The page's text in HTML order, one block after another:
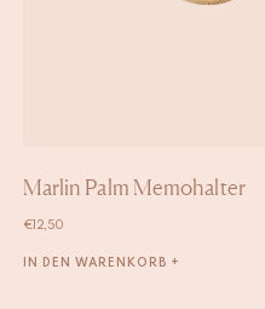
Marlin Palm Memohalter
€ 12,50
IN DEN WARENKORB +